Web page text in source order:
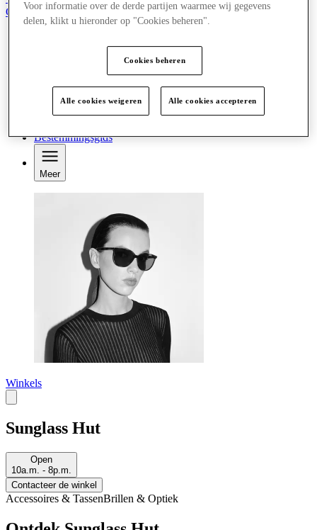
Gered,
nl
Wat is er aan
Eet & Drink
Cadeaubonnen
Bestemmingsgids
Meer
Winkels
Sunglass Hut
Open
10a.m. - 8p.m.
Contacteer de winkel
Accessoires & TassenBrillen & Optiek
Voor informatie over de derde partijen waarmee wij gegevens
delen, klikt u hieronder op "Cookies beheren".
Cookies beheren
Alle cookies weigeren Alle cookies accepteren